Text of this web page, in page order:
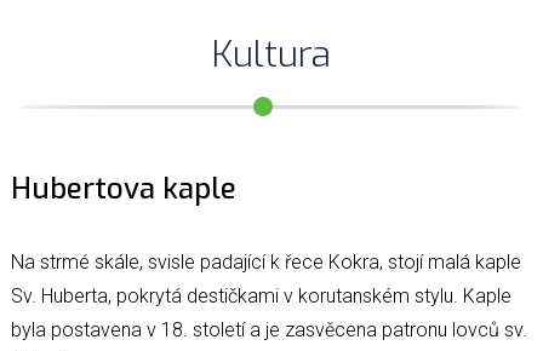
Kultura
Hubertova kaple
Na strmé skále, svisle padající k řece Kokra, stojí malá kaple
Sv. Huberta, pokrytá destičkami v korutanském stylu. Kaple
byla postavena v 18. století a je zasvěcena patronu lovců sv.